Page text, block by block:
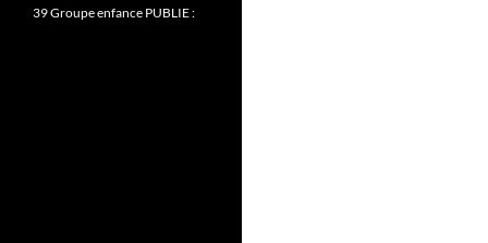
39 Groupe enfance PUBLIE :